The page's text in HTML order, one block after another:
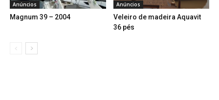
Anúncios
Magnum 39 – 2004
Anúncios
Veleiro de madeira Aquavit
36 pés